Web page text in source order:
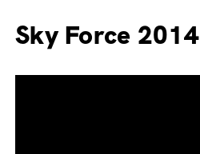
Sky Force 2014